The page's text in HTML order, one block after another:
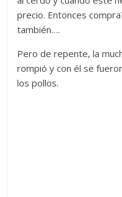
precio. Entonces
también….
Pero de repente, la
rompió y con él se
los pollos.